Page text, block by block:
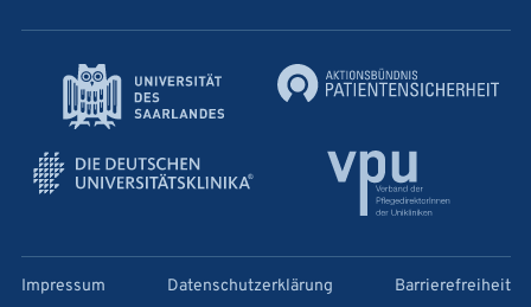
Impressum Datenschutzerklärung Barrierefreiheit